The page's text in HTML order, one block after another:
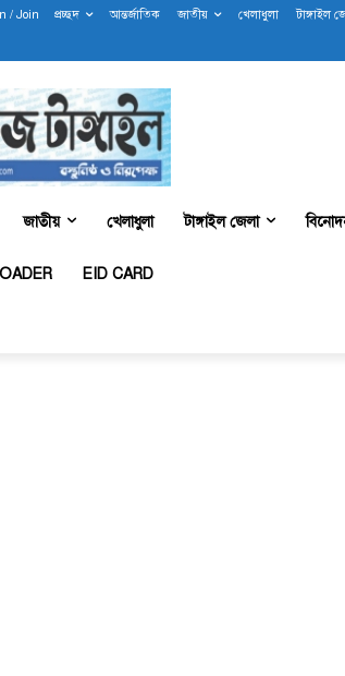
/ Join প্রচ্ছদ আন্তর্জাতিক জাতীয় খেলাধুলা টাঙ্গাইল
জাতীয় খেলাধুলা টাঙ্গাইল জেলা
EID CARD